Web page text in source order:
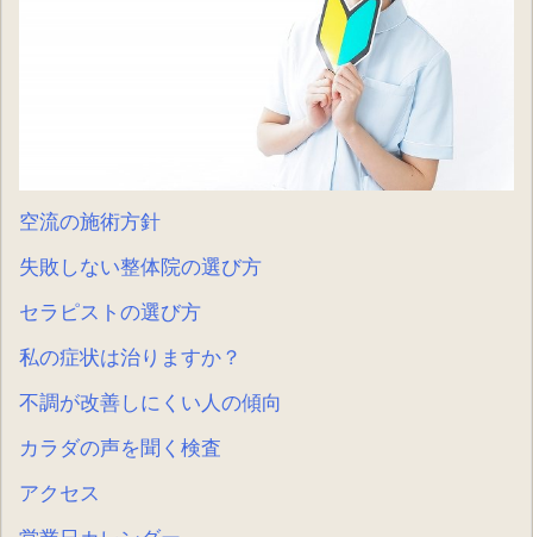
空流の施術方針
失敗しない整体院の選び方
セラピストの選び方
私の症状は治りますか？
不調が改善しにくい人の傾向
カラダの声を聞く検査
アクセス